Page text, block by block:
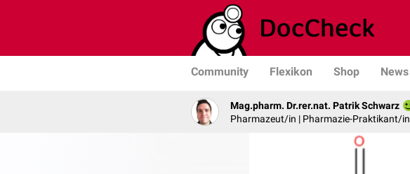
Community Flexikon Shop News
Mag.pharm. Dr.rer.nat. Patrik Schwarz
Pharmazeut/in | Pharmazie-Praktikant/in